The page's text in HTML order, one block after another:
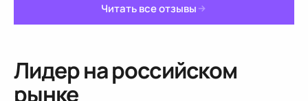
Читать все отзывы
Лидер на российском
рынке